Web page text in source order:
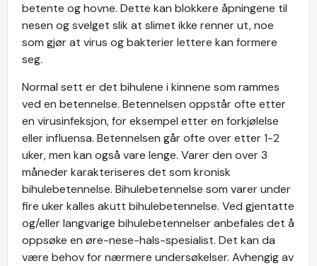
betente og hovne. Dette kan blokkere åpningene til
nesen og svelget slik at slimet ikke renner ut, noe
som gjør at virus og bakterier lettere kan formere
seg.
Normal sett er det bihulene i kinnene som rammes
ved en betennelse. Betennelsen oppstår ofte etter
en virusinfeksjon, for eksempel etter en forkjølelse
eller influensa. Betennelsen går ofte over etter 1-2
uker, men kan også vare lenge. Varer den over 3
måneder karakteriseres det som kronisk
bihulebetennelse. Bihulebetennelse som varer under
fire uker kalles akutt bihulebetennelse. Ved gjentatte
og/eller langvarige bihulebetennelser anbefales det å
oppsøke en øre-nese-hals-spesialist. Det kan da
være behov for nærmere undersøkelser. Avhengig av